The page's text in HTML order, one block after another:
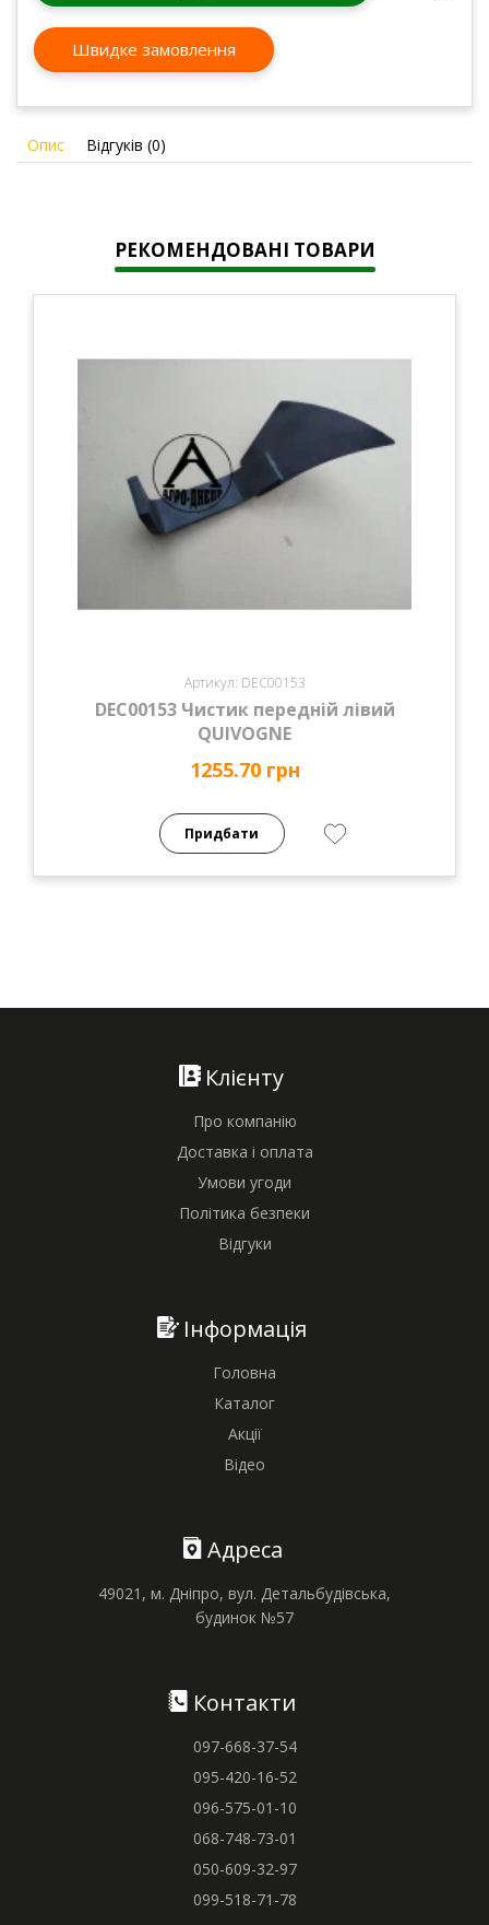
Швидке замовлення
Опис Відгуків (0)
РЕКОМЕНДОВАНІ ТОВАРИ
Артикул: DEC00153
DEC00153 Чистик передній лівий
QUIVOGNE
1255.70 грн
Придбати
Клієнту
Про компанію
Доставка і оплата
Умови угоди
Політика безпеки
Відгуки
Інформація
Головна
Каталог
Акції
Відео
Адреса
49021, м. Дніпро, вул. Детальбудівська,
будинок №57
Контакти
097-668-37-54
095-420-16-52
096-575-01-10
068-748-73-01
050-609-32-97
099-518-71-78